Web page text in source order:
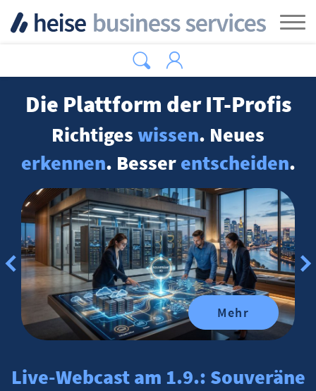
Die Plattform der IT-Profis
Richtigeswissen. Neues
erkennen. Besserentscheiden.
Mehr
Live-Webcast am 1.9.: Souveräne